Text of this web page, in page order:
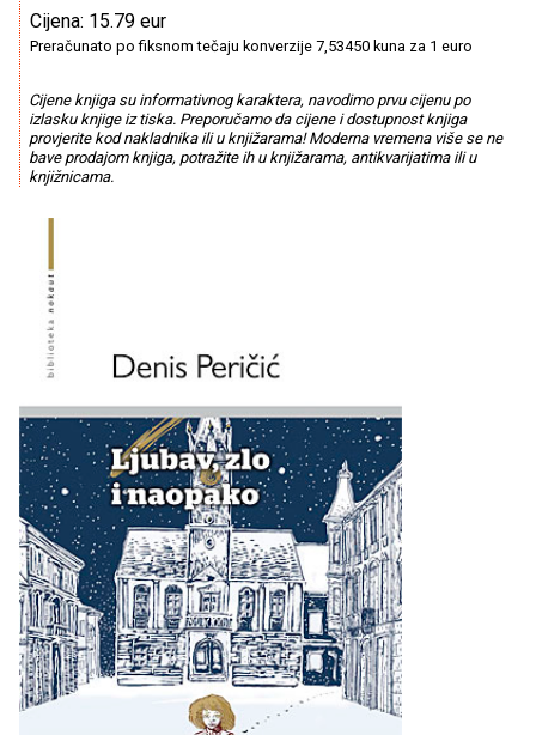
Cijena: 15.79 eur
Preračunato po fiksnom tečaju konverzije 7,53450 kuna za 1 euro
Cijene knjiga su informativnog karaktera, navodimo prvu cijenu po
izlasku knjige iz tiska. Preporučamo da cijene i dostupnost knjiga
provjerite kod nakladnika ili u knjižarama! Moderna vremena više se ne
bave prodajom knjiga, potražite ih u knjižarama, antikvarijatima ili u
knjižnicama.